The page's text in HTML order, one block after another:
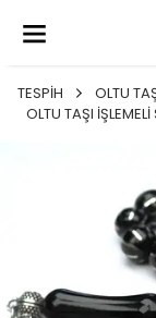
TESPİH OLTU
OLTU TAŞI